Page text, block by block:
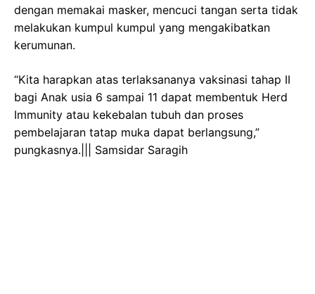
dengan memakai masker, mencuci tangan serta tidak
melakukan kumpul kumpul yang mengakibatkan
kerumunan.
“Kita harapkan atas terlaksananya vaksinasi tahap II
bagi Anak usia 6 sampai 11 dapat membentuk Herd
Immunity atau kekebalan tubuh dan proses
pembelajaran tatap muka dapat berlangsung,”
pungkasnya.||| Samsidar Saragih